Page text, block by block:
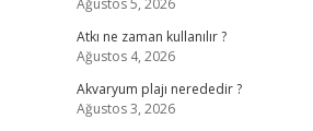
Ağustos 5, 2026
Atkı ne zaman kullanılır ?
Ağustos 4, 2026
Akvaryum plajı nerededir ?
Ağustos 3, 2026